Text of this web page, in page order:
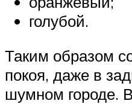
голубой.
Таким образом
покоя, даже в
шумном городе.